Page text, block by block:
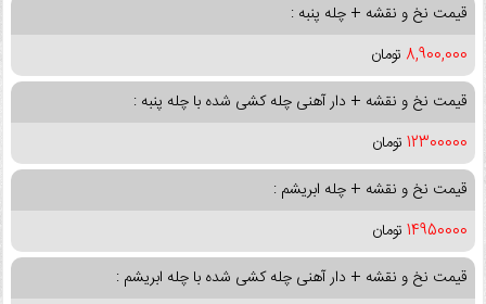
قیمت نخ و نقشه + چله پنبه :
8,900,000 تومان
قیمت نخ و نقشه + دار آهنی چله کشی شده با چله پنبه :
12300000 تومان
قیمت نخ و نقشه + چله ابریشم :
14950000 تومان
قیمت نخ و نقشه + دار آهنی چله کشی شده با چله ابریشم :